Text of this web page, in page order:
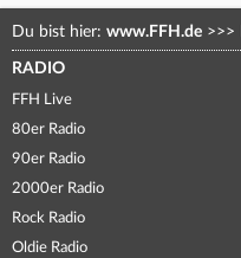
Du bist hier: www.FFH.de >>>
RADIO
FFH Live
80er Radio
90er Radio
2000er Radio
Rock Radio
Oldie Radio